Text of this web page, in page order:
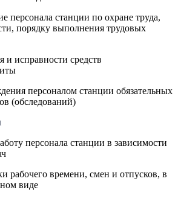
персонала станции по охране труда,
порядку выполнения трудовых
и исправности средств
персоналом станции обязательных
(обследований)
персонала станции в зависимости
рабочего времени, смен и отпусков, в
виде